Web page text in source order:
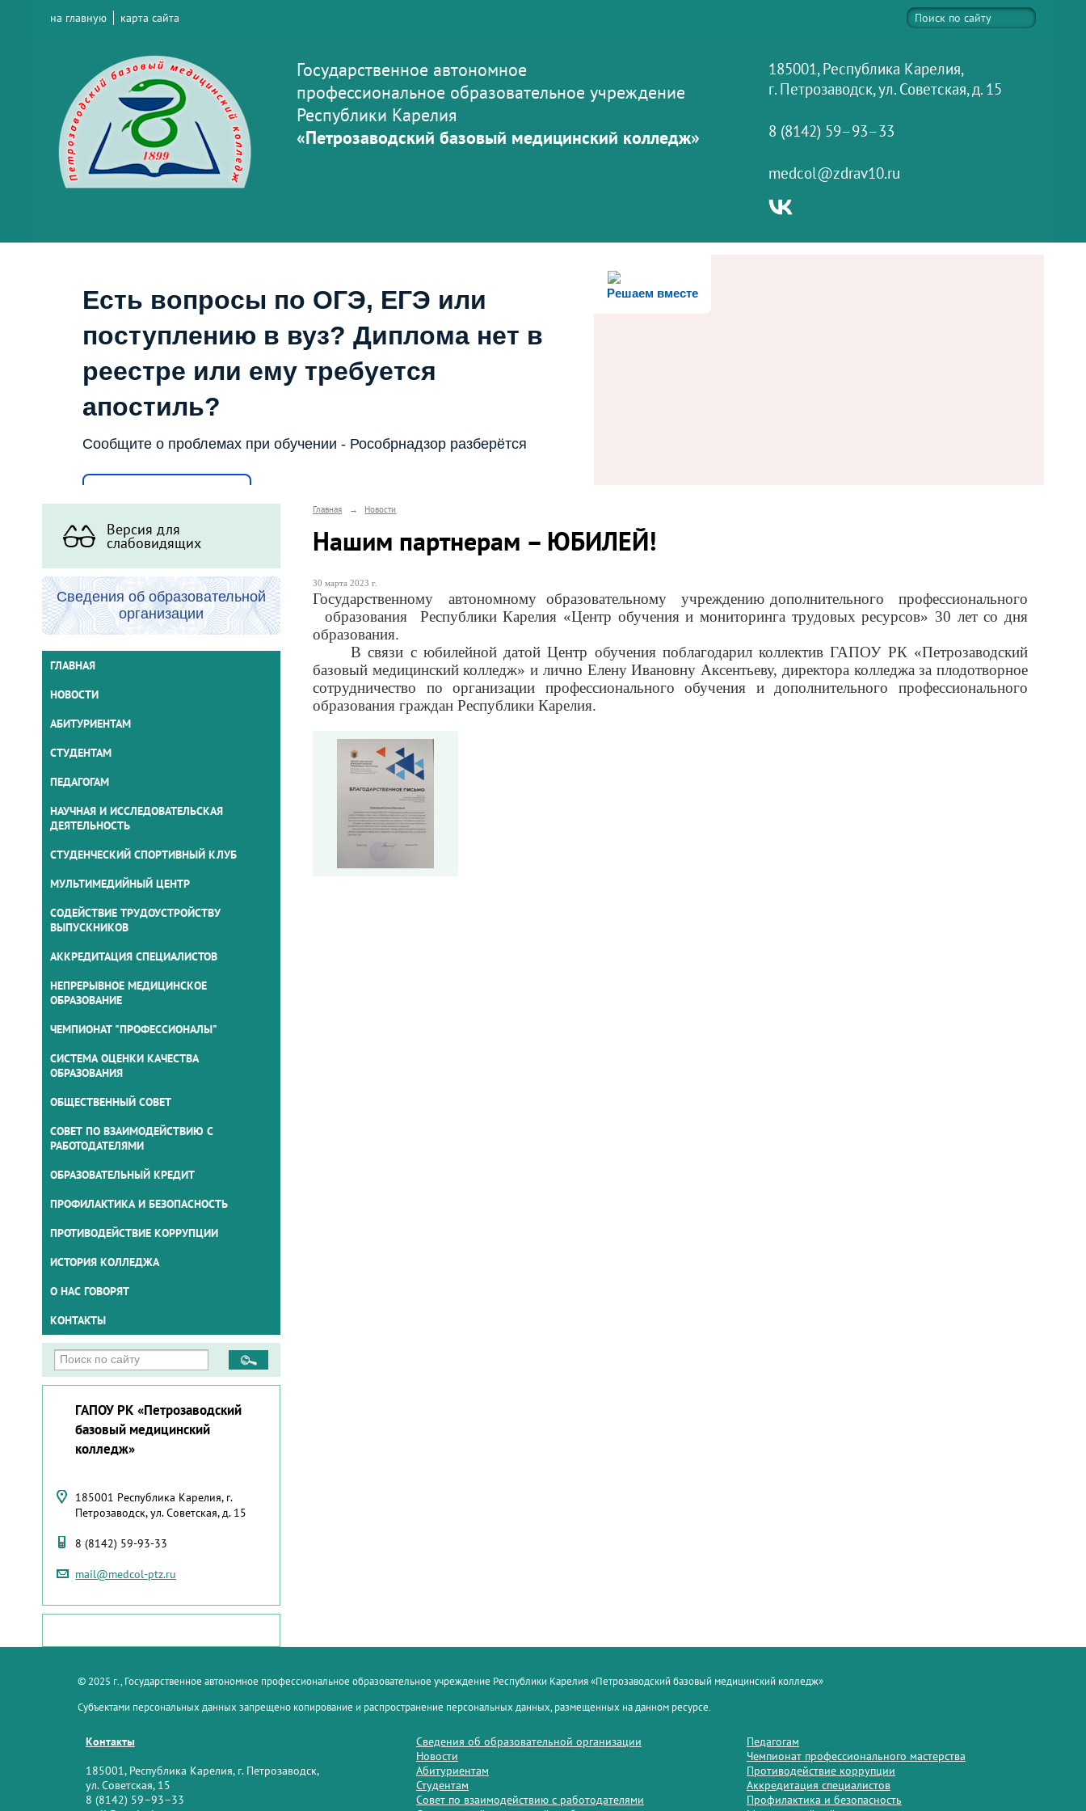
на главную карта сайта
Государственное автономное
профессиональное образовательное учреждение
Республики Карелия
«Петрозаводский базовый медицинский колледж»
185001, Республика Карелия,
г. Петрозаводск, ул. Советская, д. 15
8 (8142) 59–93–33
medcol@zdrav10.ru
Решаем вместе
Есть вопросы по ОГЭ, ЕГЭ или
поступлению в вуз? Диплома нет в
реестре или ему требуется
апостиль?
Сообщите о проблемах при обучении - Рособрнадзор разберётся
Версия для
слабовидящих
Сведения об образовательной
организации
ГЛАВНАЯ
НОВОСТИ
АБИТУРИЕНТАМ
СТУДЕНТАМ
ПЕДАГОГАМ
НАУЧНАЯ И ИССЛЕДОВАТЕЛЬСКАЯ
ДЕЯТЕЛЬНОСТЬ
СТУДЕНЧЕСКИЙ СПОРТИВНЫЙ КЛУБ
МУЛЬТИМЕДИЙНЫЙ ЦЕНТР
СОДЕЙСТВИЕ ТРУДОУСТРОЙСТВУ
ВЫПУСКНИКОВ
АККРЕДИТАЦИЯ СПЕЦИАЛИСТОВ
НЕПРЕРЫВНОЕ МЕДИЦИНСКОЕ
ОБРАЗОВАНИЕ
ЧЕМПИОНАТ "ПРОФЕССИОНАЛЫ"
СИСТЕМА ОЦЕНКИ КАЧЕСТВА
ОБРАЗОВАНИЯ
ОБЩЕСТВЕННЫЙ СОВЕТ
СОВЕТ ПО ВЗАИМОДЕЙСТВИЮ С
РАБОТОДАТЕЛЯМИ
ОБРАЗОВАТЕЛЬНЫЙ КРЕДИТ
ПРОФИЛАКТИКА И БЕЗОПАСНОСТЬ
ПРОТИВОДЕЙСТВИЕ КОРРУПЦИИ
ИСТОРИЯ КОЛЛЕДЖА
О НАС ГОВОРЯТ
КОНТАКТЫ
ГАПОУ РК «Петрозаводский
базовый медицинский
колледж»
185001 Республика Карелия, г.
Петрозаводск, ул. Советская, д. 15
8 (8142) 59-93-33
mail@medcol-ptz.ru
Главная → Новости
Нашим партнерам – ЮБИЛЕЙ!
30 марта 2023 г.
Государственному автономному образовательному учреждению дополнительного
профессионального
образования
Республики Карелия «Центр обучения и мониторинга трудовых ресурсов» 30 лет со дня
образования.
В связи с юбилейной датой Центр обучения поблагодарил коллектив ГАПОУ РК «Петрозаводский
базовый медицинский колледж» и лично Елену Ивановну Аксентьеву, директора колледжа за плодотворное
сотрудничество по организации профессионального обучения и дополнительного профессионального
образования граждан Республики Карелия.
© 2025 г., Государственное автономное профессиональное образовательное учреждение Республики Карелия «Петрозаводский базовый медицинский колледж»
Субъектами персональных данных запрещено копирование и распространение персональных данных, размещенных на данном ресурсе.
Контакты
185001, Республика Карелия, г. Петрозаводск,
ул. Советская, 15
8 (8142) 59–93–33
Сведения об образовательной организации
Новости
Абитуриентам
Студентам
Совет по взаимодействию с работодателями
Педагогам
Чемпионат профессионального мастерства
Противодействие коррупции
Аккредитация специалистов
Профилактика и безопасность